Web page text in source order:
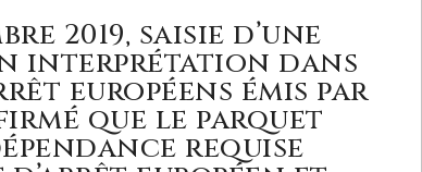
2019, saisie d’une
interprétation dans
européens émis par
que le parquet
requise